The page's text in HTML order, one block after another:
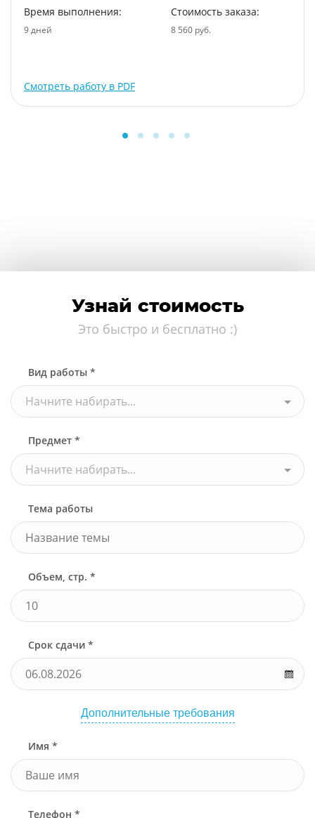
Время выполнения:
9 дней
Стоимость заказа:
8 560 руб.
Смотреть работу в PDF
Узнай стоимость
Это быстро и бесплатно :)
Вид работы *
Начните набирать...
Предмет *
Начните набирать...
Тема работы
Объем, стр. *
Срок сдачи *
Дополнительные требования
Имя *
Телефон *